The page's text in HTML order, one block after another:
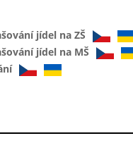
jídel na ZŠ
jídel na MŠ